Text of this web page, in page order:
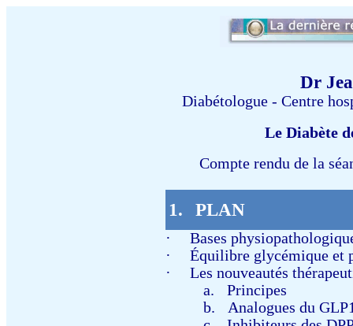
Dr
Diabétologue - Centre
Le Diabète
Compte rendu de la
1. PLAN
·
Bases
·
Équilibre glycémique et
·
Les nouveautés
a.
Principes
b.
Analogues du